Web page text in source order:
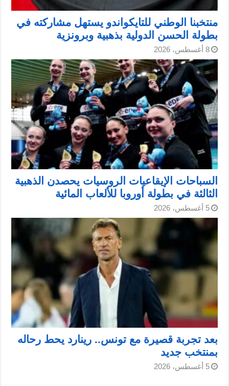
منتخبنا الوطني للتايكواندو يستهل مشاركته في
بطولة الحسن الدولية بذهبية وبرونزية
8 أغسطس، 2026
السباحات الإيقاعيات الروسيات يحصدن الذهبية
الثالثة في بطولة أوروبا للألعاب المائية
5 أغسطس، 2026
بعد تجربة قصيرة مع تونس.. رينارد يحط رحاله
بمنتخب جديد
5 أغسطس، 2026